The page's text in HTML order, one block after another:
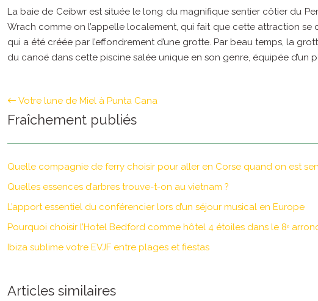
La baie de Ceibwr est située le long du magnifique sentier côtier du
Wrach comme on l’appelle localement, qui fait que cette attraction
qui a été créée par l’effondrement d’une grotte. Par beau temps, la
du canoë dans cette piscine salée unique en son genre, équipée d’un
Votre lune de Miel à Punta Cana
Fraîchement publiés
Quelle compagnie de ferry choisir pour aller en Corse quand on est
Quelles essences d’arbres trouve-t-on au vietnam ?
L’apport essentiel du conférencier lors d’un séjour musical en Europe
Pourquoi choisir l’Hotel Bedford comme hôtel 4 étoiles dans le 8ᵉ
Ibiza sublime votre EVJF entre plages et fiestas
Articles similaires